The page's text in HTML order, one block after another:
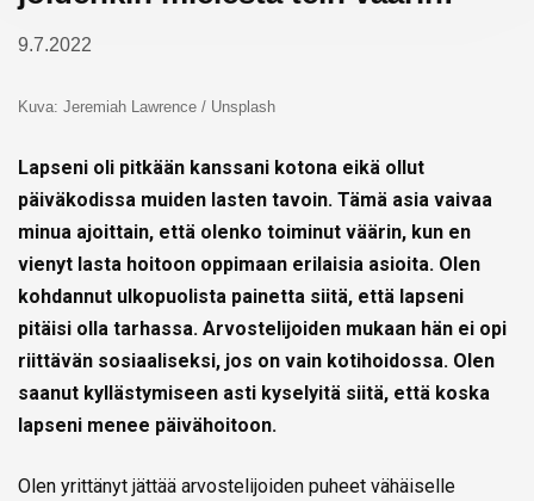
9.7.2022
Kuva: Jeremiah Lawrence / Unsplash
Lapseni oli pitkään kanssani kotona eikä ollut
päiväkodissa muiden lasten tavoin. Tämä asia vaivaa
minua ajoittain, että olenko toiminut väärin, kun en
vienyt lasta hoitoon oppimaan erilaisia asioita. Olen
kohdannut ulkopuolista painetta siitä, että lapseni
pitäisi olla tarhassa. Arvostelijoiden mukaan hän ei opi
riittävän sosiaaliseksi, jos on vain kotihoidossa. Olen
saanut kyllästymiseen asti kyselyitä siitä, että koska
lapseni menee päivähoitoon.
Olen yrittänyt jättää arvostelijoiden puheet vähäiselle